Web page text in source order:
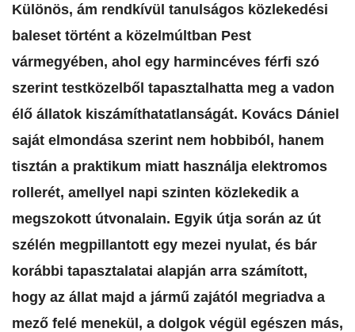
Különös, ám rendkívül tanulságos közlekedési
baleset történt a közelmúltban Pest
vármegyében, ahol egy harmincéves férfi szó
szerint testközelből tapasztalhatta meg a vadon
élő állatok kiszámíthatatlanságát. Kovács Dániel
saját elmondása szerint nem hobbiból, hanem
tisztán a praktikum miatt használja elektromos
rollerét, amellyel napi szinten közlekedik a
megszokott útvonalain. Egyik útja során az út
szélén megpillantott egy mezei nyulat, és bár
korábbi tapasztalatai alapján arra számított,
hogy az állat majd a jármű zajától megriadva a
mező felé menekül, a dolgok végül egészen más,